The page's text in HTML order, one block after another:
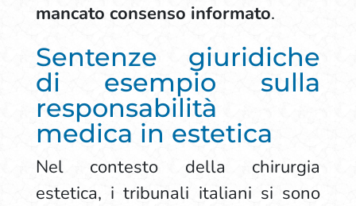
mancato consenso informato.
Sentenze giuridiche
di esempio sulla
responsabilità
medica in estetica
Nel contesto della chirurgia
estetica, i tribunali italiani si sono